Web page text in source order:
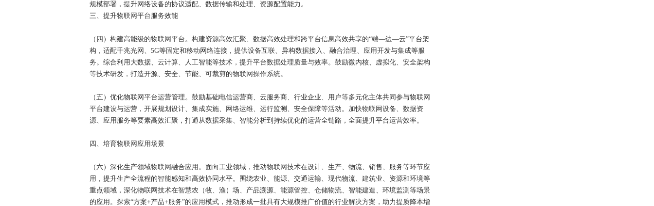
规模部署，提升网络设备的协议适配、数据传输和处理、资源配置能力。
三、提升物联网平台服务效能
（四）构建高能级的物联网平台。构建资源高效汇聚、数据高效处理和跨平台信息高效共享的“端—边—云”平台架
构，适配千兆光网、5G等固定和移动网络连接，提供设备互联、异构数据接入、融合治理、应用开发与集成等服
务。综合利用大数据、云计算、人工智能等技术，提升平台数据处理质量与效率。鼓励微内核、虚拟化、安全架构
等技术研发，打造开源、安全、节能、可裁剪的物联网操作系统。
（五）优化物联网平台运营管理。鼓励基础电信运营商、云服务商、行业企业、用户等多元化主体共同参与物联网
平台建设与运营，开展规划设计、集成实施、网络运维、运行监测、安全保障等活动。加快物联网设备、数据资
源、应用服务等要素高效汇聚，打通从数据采集、智能分析到持续优化的运营全链路，全面提升平台运营效率。
四、培育物联网应用场景
（六）深化生产领域物联网融合应用。面向工业领域，推动物联网技术在设计、生产、物流、销售、服务等环节应
用，提升生产全流程的智能感知和高效协同水平。围绕农业、能源、交通运输、现代物流、建筑业、资源和环境等
重点领域，深化物联网技术在智慧农（牧、渔）场、产品溯源、能源管控、仓储物流、智能建造、环境监测等场景
的应用。探索“方案+产品+服务”的应用模式，推动形成一批具有大规模推广价值的行业解决方案，助力提质降本增